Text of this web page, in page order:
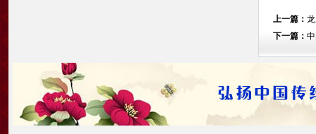
上一篇：
下一篇：